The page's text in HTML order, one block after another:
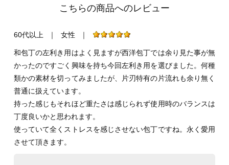
こちらの商品へのレビュー
60代以上 ｜ 女性 ｜
和包丁の左利き用はよく見ますが西洋包丁では余り見た事が無
かったのですごく興味を持ち今回左利き用を選びました。何種
類かの素材を切ってみましたが、片刃特有の片流れも余り無く
普通に扱えています。
持った感じもそれほど重たさは感じられず使用時のバランスは
丁度良いかと思われます。
使っていて全くストレスを感じさせない包丁ですね。永く愛用
させて頂きます。